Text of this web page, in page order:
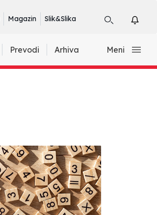
Magazin Slik&Slika
Prevodi Arhiva Meni